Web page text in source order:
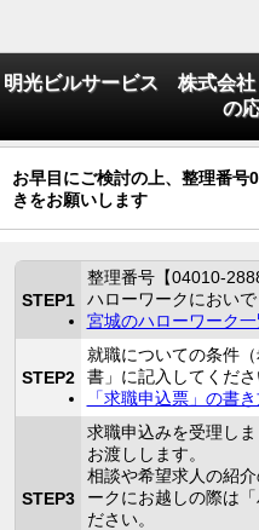
明光ビルサービス 株式会社
の
お早目にご検討の上、整理番
きをお願いします
STEP1
整理番号【04010-
ハローワークにおいで
宮城のハローワーク
STEP2
就職についての条件
書」に記入してくださ
「求職申込票」の書
STEP3
求職申込みを受理し
お渡しします。
相談や希望求人の紹
ークにお越しの際は
ださい。